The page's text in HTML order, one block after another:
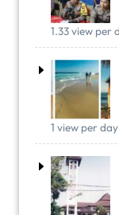
1.33 view per
1 view per day